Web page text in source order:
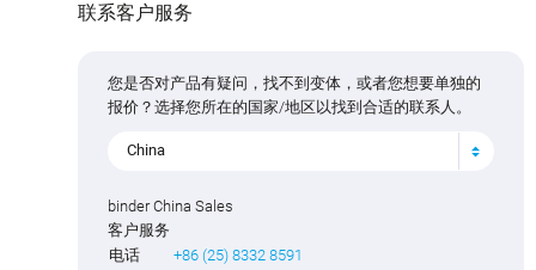
联系客户服务
您是否对产品有疑问，找不到变体，或者您想要单独的
报价？选择您所在的国家/地区以找到合适的联系人。
China
binder China Sales
客户服务
电话
+86 (25) 8332 8591